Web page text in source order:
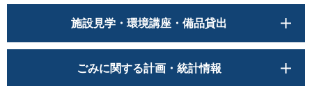
施設見学・環境講座・備品貸出
ごみに関する計画・統計情報